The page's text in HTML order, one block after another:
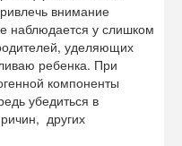
внимание
наблюдается у слишком
уделяющих
ребенка. При
компоненты
убедиться в
других